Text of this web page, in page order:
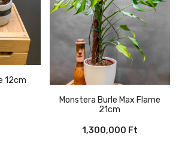
12cm
Monstera Burle Max Flame
21cm
1,300,000 Ft